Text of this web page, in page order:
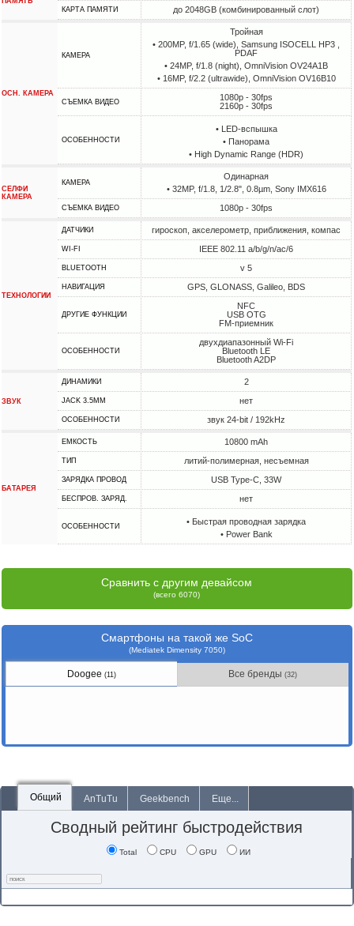
КАРТА ПАМЯТИ до 2048GB (комбинированный слот)
ОСН. КАМЕРА
КАМЕРА
Тройная
• 200MP, f/1.65 (wide), Samsung ISOCELL HP3 ,
PDAF
• 24MP, f/1.8 (night), OmniVision OV24A1B
• 16MP, f/2.2 (ultrawide), OmniVision OV16B10
СЪЕМКА ВИДЕО
1080p - 30fps
2160p - 30fps
ОСОБЕННОСТИ
• LED-вспышка
• Панорама
• High Dynamic Range (HDR)
СЕЛФИ
КАМЕРА
КАМЕРА
Одинарная
• 32MP, f/1.8, 1/2.8", 0.8µm, Sony IMX616
СЪЕМКА ВИДЕО 1080p - 30fps
ТЕХНОЛОГИИ
ДАТЧИКИ гироскоп, акселерометр, приближения, компас
WI-FI IEEE 802.11 a/b/g/n/ac/6
BLUETOOTH v 5
НАВИГАЦИЯ GPS, GLONASS, Galileo, BDS
ДРУГИЕ ФУНКЦИИ
NFC
USB OTG
FM-приемник
ОСОБЕННОСТИ
двухдиапазонный Wi-Fi
Bluetooth LE
Bluetooth A2DP
ЗВУК
ДИНАМИКИ 2
JACK 3.5MM нет
ОСОБЕННОСТИ звук 24-bit / 192kHz
БАТАРЕЯ
ЕМКОСТЬ 10800 mAh
ТИП литий-полимерная, несъемная
ЗАРЯДКА ПРОВОД USB Type-C, 33W
БЕСПРОВ. ЗАРЯД. нет
ОСОБЕННОСТИ
• Быстрая проводная зарядка
• Power Bank
Сравнить с другим девайсом
(всего 6070)
Смартфоны на такой же SoC
(Mediatek Dimensity 7050)
Doogee (11) Все бренды(32)
Общий AnTuTu Geekbench Еще...
Сводный рейтинг быстродействия
Total CPU GPU ИИ